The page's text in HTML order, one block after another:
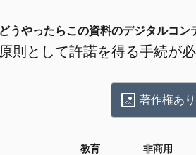
どうやったらこの資料のデジタルコン
原則として許諾を得る手続が
著作権あり
教育 非商用